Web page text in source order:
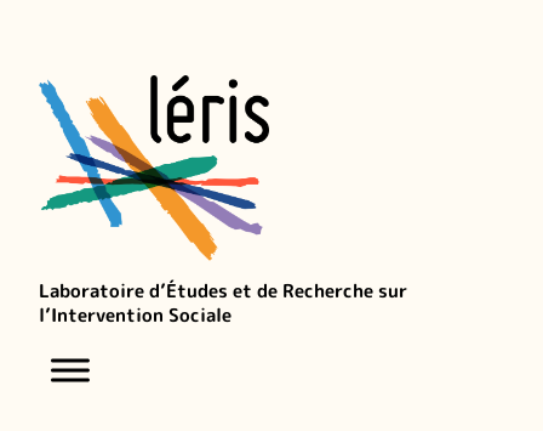
Laboratoire d’Études et de Recherche sur
l’Intervention Sociale